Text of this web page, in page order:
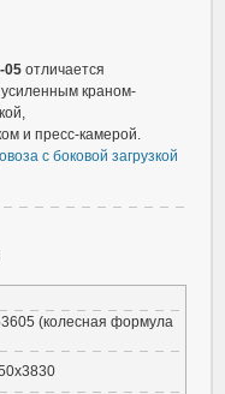
05 отличается
краном-
и пресс-камерой.
с боковой загрузкой
(колесная формула